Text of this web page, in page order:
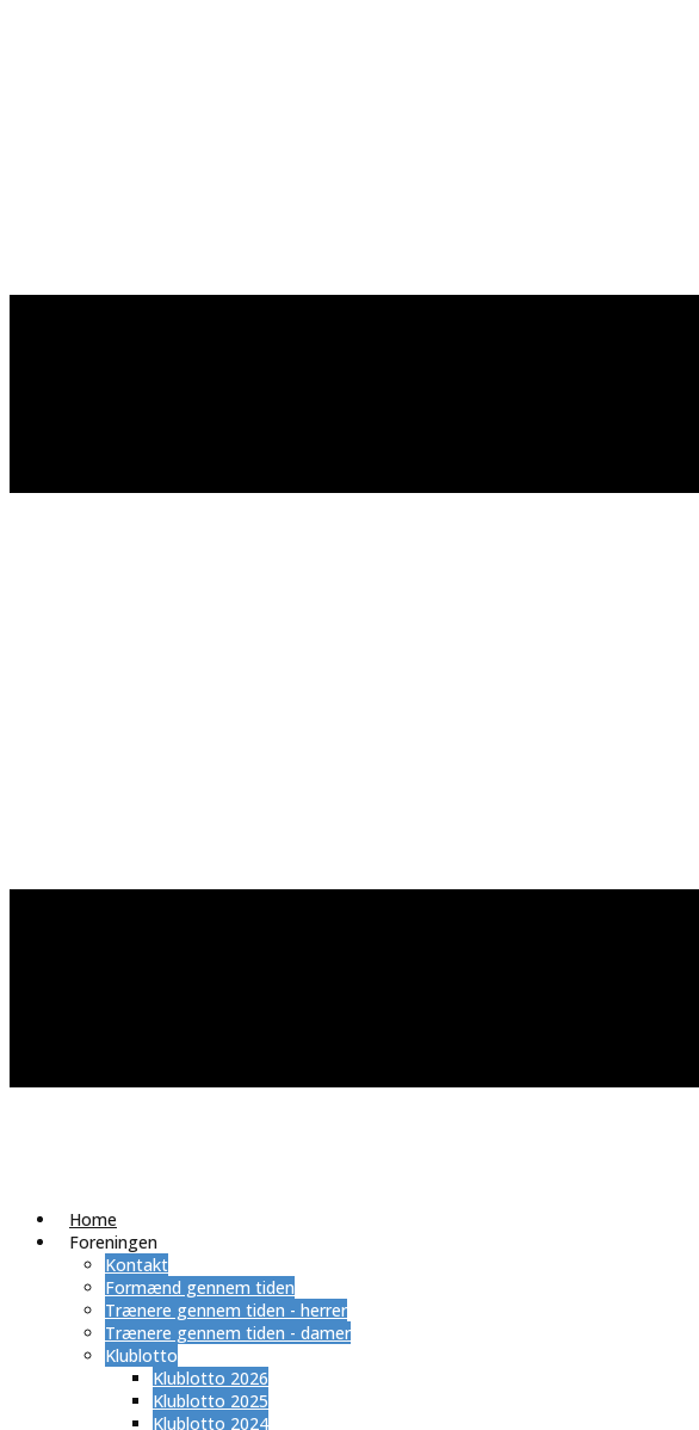
Home
Foreningen
Kontakt
Formænd gennem tiden
Trænere gennem tiden - herrer
Trænere gennem tiden - damer
Klublotto
Klublotto 2026
Klublotto 2025
Klublotto 2024